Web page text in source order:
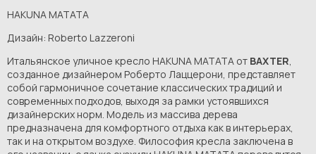
HAKUNA MATATA
Дизайн: Roberto Lazzeroni
Итальянское уличное кресло HAKUNA MATATA от BAXTER
созданное дизайнером Роберто Лаццерони, представляет
собой гармоничное сочетание классических традиций и
современных подходов, выходя за рамки устоявшихся
дизайнерских норм. Модель из массива дерева
предназначена для комфортного отдыха как в интерьерах,
так и на открытом воздухе. Философия кресла заключена в